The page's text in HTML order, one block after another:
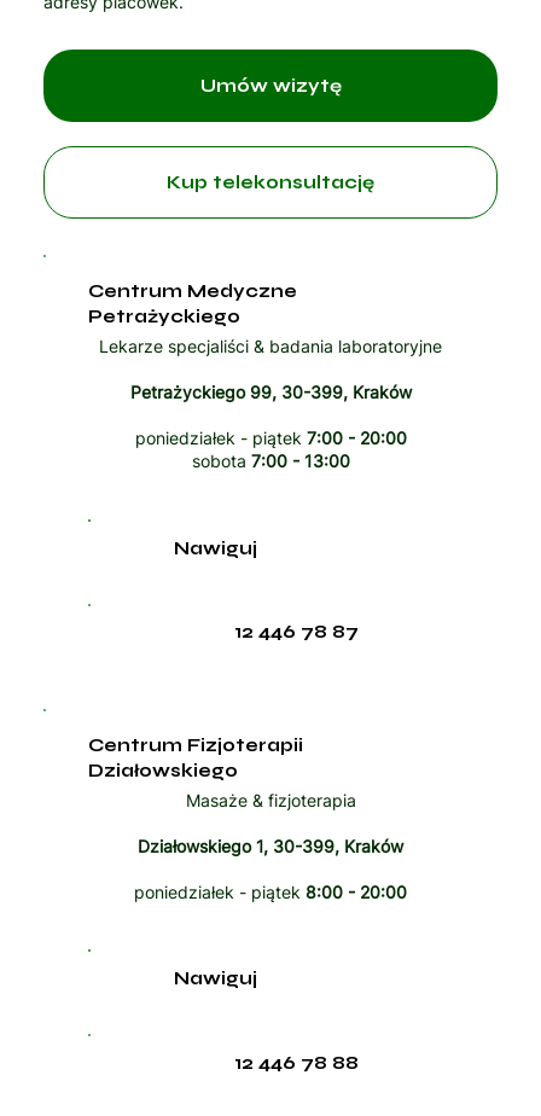
Kup telekonsultację
Centrum Medyczne
Petrażyckiego
Lekarze specjaliści & badania laboratoryjne
Petrażyckiego 99, 30-399, Kraków
poniedziałek - piątek 7:00 - 20:00
sobota 7:00 - 13:00
12 446 78 87
Nawiguj
Centrum Fizjoterapii
Działowskiego
Masaże & fizjoterapia
Działowskiego 1, 30-399, Kraków
poniedziałek - piątek 8:00 - 20:00
12 446 78 88
Nawiguj
Umów wizytę